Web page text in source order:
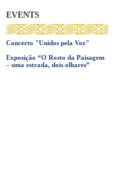
EVENTS
Concerto "Unidos pela Voz"
Exposição “O Rosto da Paisagem
– uma estrada, dois olhares”